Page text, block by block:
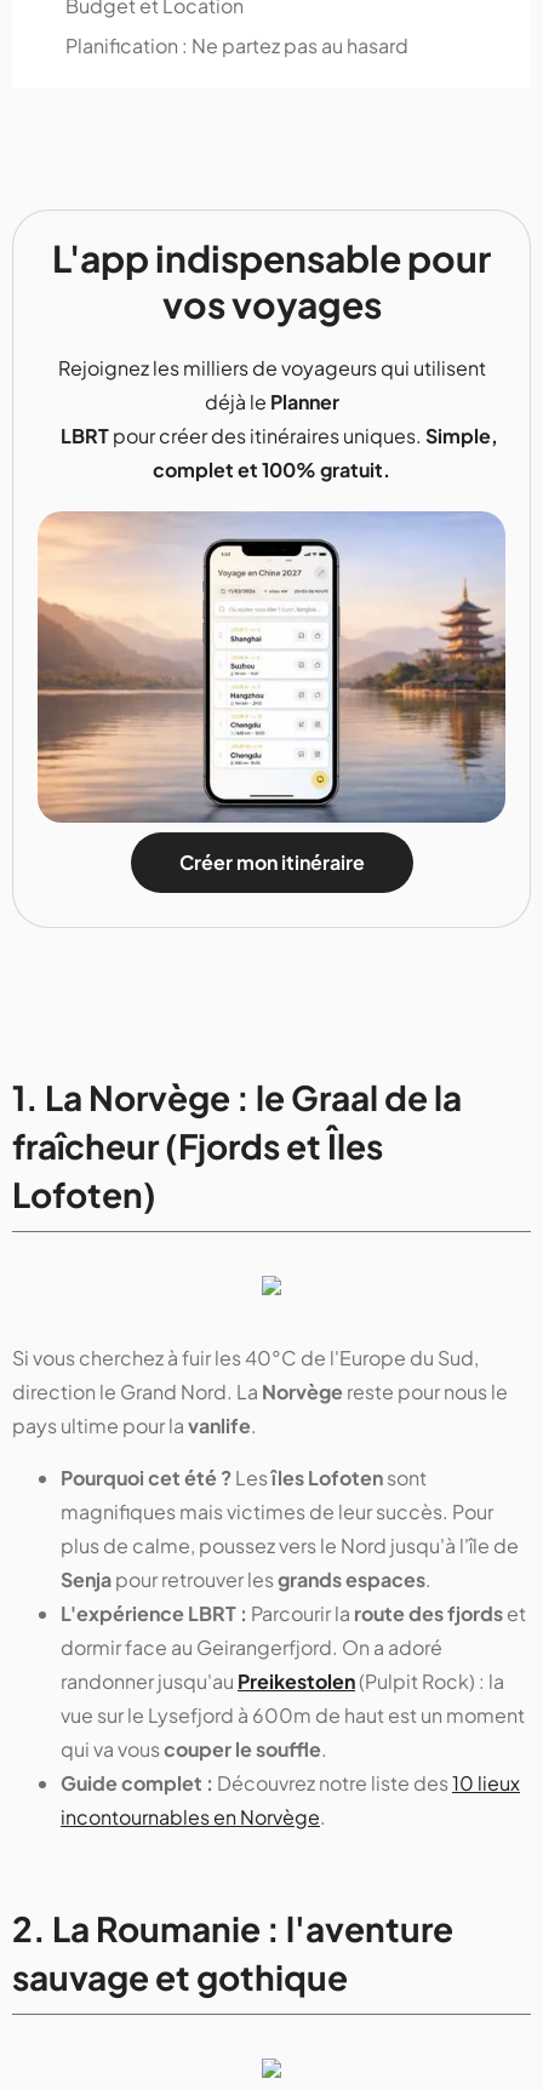
Planification : Ne partez pas au hasard
L'app indispensable pour
vos voyages
Rejoignez les milliers de voyageurs qui utilisent
déjà le Planner
LBRTpour créer des itinéraires uniques. Simple,
complet et 100% gratuit.
Créer mon itinéraire
1. La Norvège : le Graal de la
fraîcheur (Fjords et Îles
Lofoten)
Si vous cherchez à fuir les 40°C de l'Europe du Sud,
direction le Grand Nord. La Norvègereste pour nous le
pays ultime pour lavanlife.
Pourquoi cet été ?Lesîles Lofotensont
magnifiques mais victimes de leur succès. Pour
plus de calme, poussez vers le Nord jusqu'à l'île de
Senjapour retrouver lesgrands espaces.
L'expérience LBRT : Parcourir la route des fjordset
dormir face au Geirangerfjord. On a adoré
randonner jusqu'au Preikestolen(Pulpit Rock) : la
vue sur le Lysefjord à 600m de haut est un moment
qui va vouscouper le souffle.
Guide complet : Découvrez notre liste des10 lieux
incontournables en Norvège.
2. La Roumanie : l'aventure
sauvage et gothique